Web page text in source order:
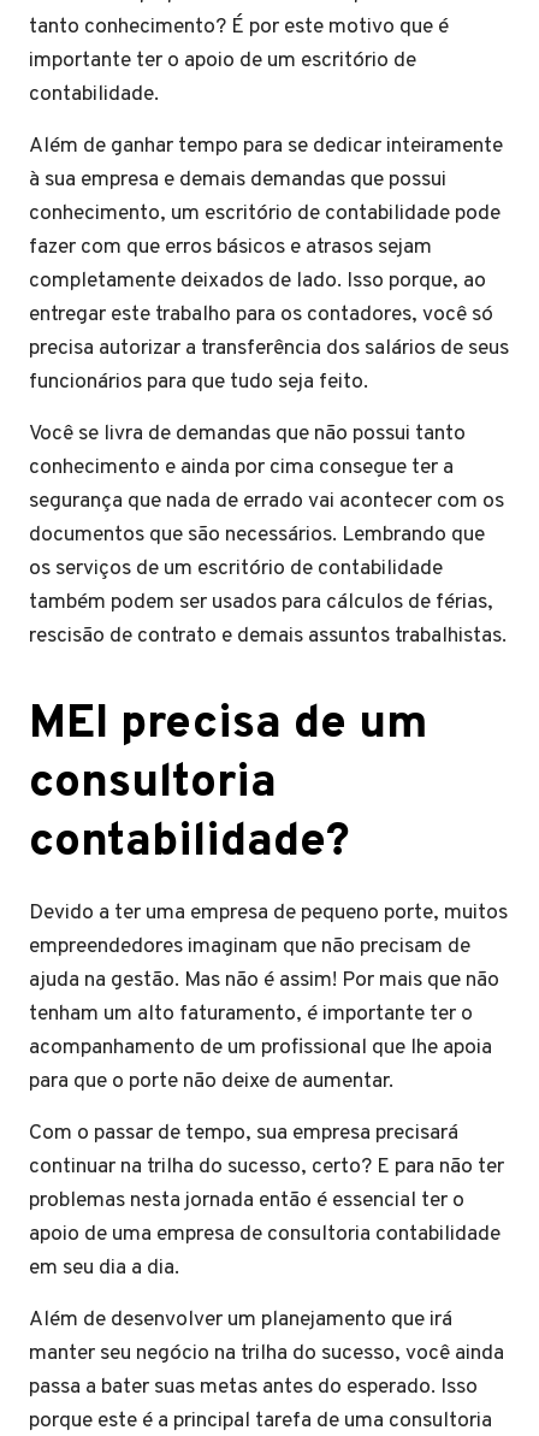
tanto conhecimento? É por este motivo que é
importante ter o apoio de um escritório de
contabilidade.
Além de ganhar tempo para se dedicar inteiramente
à sua empresa e demais demandas que possui
conhecimento, um escritório de contabilidade pode
fazer com que erros básicos e atrasos sejam
completamente deixados de lado. Isso porque, ao
entregar este trabalho para os contadores, você só
precisa autorizar a transferência dos salários de seus
funcionários para que tudo seja feito.
Você se livra de demandas que não possui tanto
conhecimento e ainda por cima consegue ter a
segurança que nada de errado vai acontecer com os
documentos que são necessários. Lembrando que
os serviços de um escritório de contabilidade
também podem ser usados para cálculos de férias,
rescisão de contrato e demais assuntos trabalhistas.
MEI precisa de um
consultoria
contabilidade?
Devido a ter uma empresa de pequeno porte, muitos
empreendedores imaginam que não precisam de
ajuda na gestão. Mas não é assim! Por mais que não
tenham um alto faturamento, é importante ter o
acompanhamento de um profissional que lhe apoia
para que o porte não deixe de aumentar.
Com o passar de tempo, sua empresa precisará
continuar na trilha do sucesso, certo? E para não ter
problemas nesta jornada então é essencial ter o
apoio de uma empresa de consultoria contabilidade
em seu dia a dia.
Além de desenvolver um planejamento que irá
manter seu negócio na trilha do sucesso, você ainda
passa a bater suas metas antes do esperado. Isso
porque este é a principal tarefa de uma consultoria